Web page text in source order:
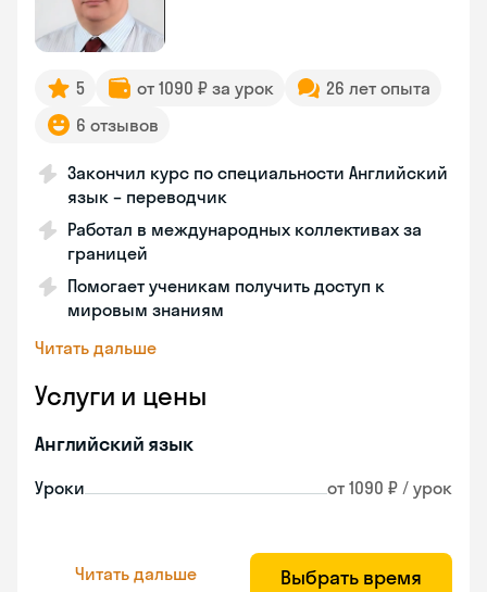
5 от 1090 ₽ за урок
26 лет опыта
6 отзывов
Закончил курс по специальности Английский
язык – переводчик
Работал в международных коллективах за
границей
Помогает ученикам получить доступ к
мировым знаниям
Читать дальше
Услуги и цены
Английский язык
Уроки от 1090 ₽ / урок
Читать дальше Выбрать время